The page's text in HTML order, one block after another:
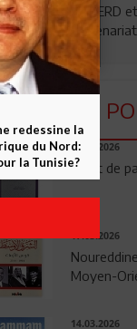
La BERD
LU
23.04.2026
Vient de
17.03.2026
Moyen-
14.03.2026
redessine la
du Nord:
la Tunisie?